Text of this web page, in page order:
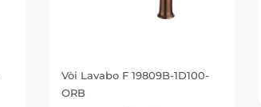
Vòi Lavabo F 19809B-1D100-
ORB